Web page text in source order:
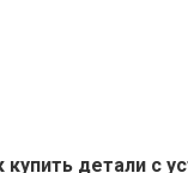
детали с